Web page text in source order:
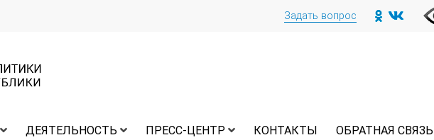
Задать вопрос
ДЕЯТЕЛЬНОСТЬ ПРЕСС-ЦЕНТР КОНТАКТЫ ОБРАТНАЯ СВЯЗЬ